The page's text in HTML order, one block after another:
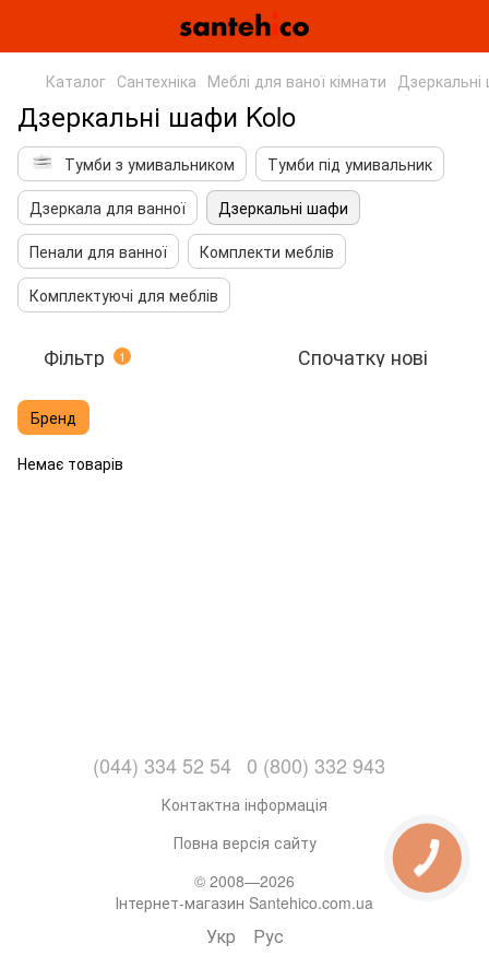
Каталог Сантехніка Меблі для ваної кімнати
Дзеркальні шафи Kolo
Тумби з умивальником
Тумби під умивальник
Дзеркала для ванної
Дзеркальні шафи
Пенали для ванної
Комплекти меблів
Комплектуючі для меблів
Фільтр 1 Спочатку нові
Бренд
Немає товарів
(044) 334 52 54 0 (800) 332 943
Контактна інформація
Повна версія сайту
© 2008—2026
Інтернет-магазин Santehico.com.ua
Укр Рус